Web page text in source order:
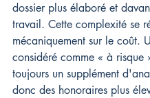
dossier plus élaboré et
travail. Cette complexité se
mécaniquement sur le coût.
considéré comme « à risque
toujours un supplément
donc des honoraires plus